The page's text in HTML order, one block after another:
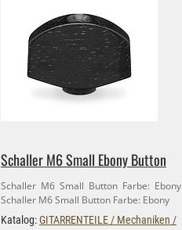
Schaller M6 Small Ebony Button
Schaller M6 Small Button Farbe: Ebony
Schaller M6 Small Button Farbe: Ebony
Katalog:GITARRENTEILE / Mechaniken /